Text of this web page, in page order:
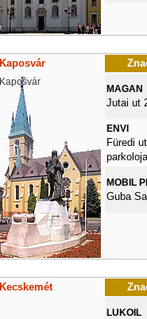
Kaposvár
Kapošvár
MAGAN
Jutai ut
ENVI
Füredi
MOBIL
Guba
Kecskemét
LUKOIL